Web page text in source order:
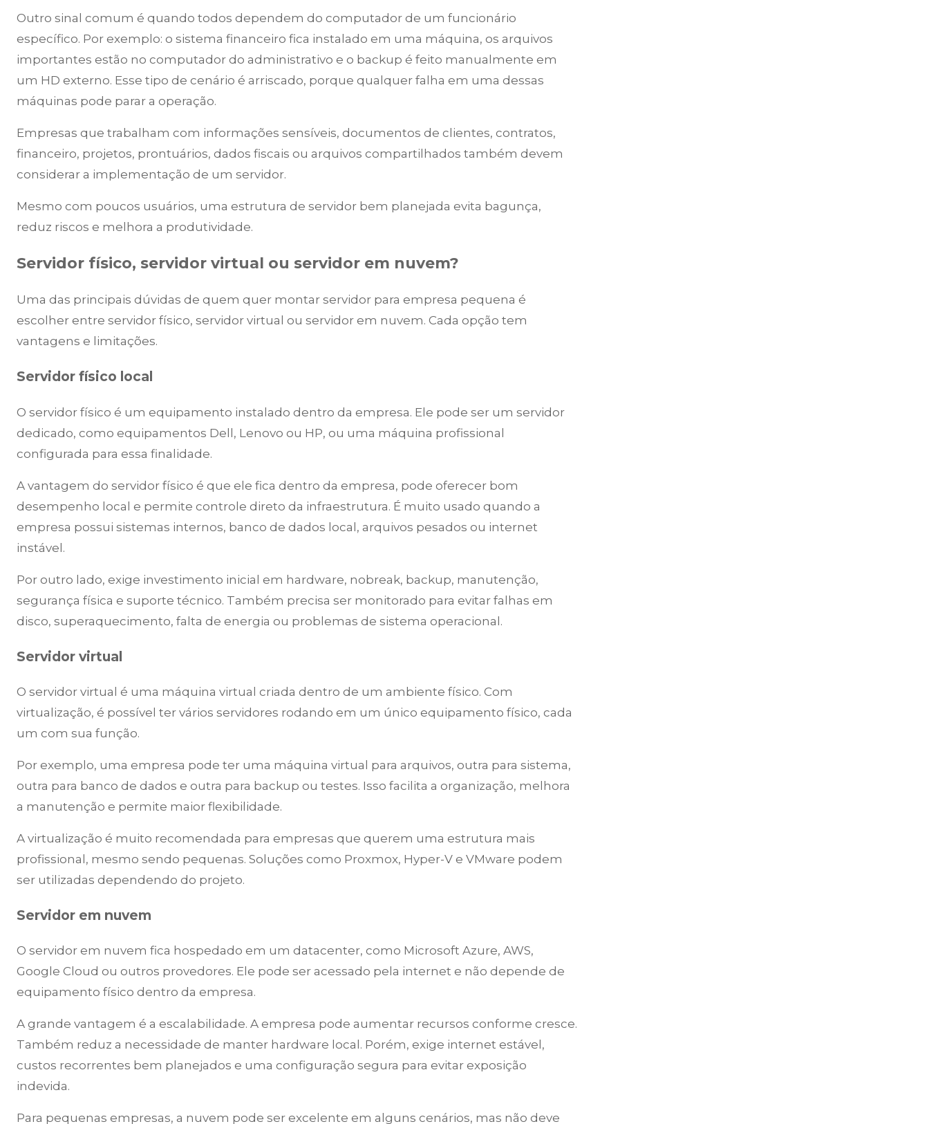
Outro sinal comum é quando todos dependem do computador de um funcionário
específico. Por exemplo: o sistema financeiro fica instalado em uma máquina, os arquivos
importantes estão no computador do administrativo e o backup é feito manualmente em
um HD externo. Esse tipo de cenário é arriscado, porque qualquer falha em uma dessas
máquinas pode parar a operação.
Empresas que trabalham com informações sensíveis, documentos de clientes, contratos,
financeiro, projetos, prontuários, dados fiscais ou arquivos compartilhados também devem
considerar a implementação de um servidor.
Mesmo com poucos usuários, uma estrutura de servidor bem planejada evita bagunça,
reduz riscos e melhora a produtividade.
Servidor físico, servidor virtual ou servidor em nuvem?
Uma das principais dúvidas de quem quer montar servidor para empresa pequena é
escolher entre servidor físico, servidor virtual ou servidor em nuvem. Cada opção tem
vantagens e limitações.
Servidor físico local
O servidor físico é um equipamento instalado dentro da empresa. Ele pode ser um servidor
dedicado, como equipamentos Dell, Lenovo ou HP, ou uma máquina profissional
configurada para essa finalidade.
A vantagem do servidor físico é que ele fica dentro da empresa, pode oferecer bom
desempenho local e permite controle direto da infraestrutura. É muito usado quando a
empresa possui sistemas internos, banco de dados local, arquivos pesados ou internet
instável.
Por outro lado, exige investimento inicial em hardware, nobreak, backup, manutenção,
segurança física e suporte técnico. Também precisa ser monitorado para evitar falhas em
disco, superaquecimento, falta de energia ou problemas de sistema operacional.
Servidor virtual
O servidor virtual é uma máquina virtual criada dentro de um ambiente físico. Com
virtualização, é possível ter vários servidores rodando em um único equipamento físico, cada
um com sua função.
Por exemplo, uma empresa pode ter uma máquina virtual para arquivos, outra para sistema,
outra para banco de dados e outra para backup ou testes. Isso facilita a organização, melhora
a manutenção e permite maior flexibilidade.
A virtualização é muito recomendada para empresas que querem uma estrutura mais
profissional, mesmo sendo pequenas. Soluções como Proxmox, Hyper-V e VMware podem
ser utilizadas dependendo do projeto.
Servidor em nuvem
O servidor em nuvem fica hospedado em um datacenter, como Microsoft Azure, AWS,
Google Cloud ou outros provedores. Ele pode ser acessado pela internet e não depende de
equipamento físico dentro da empresa.
A grande vantagem é a escalabilidade. A empresa pode aumentar recursos conforme cresce.
Também reduz a necessidade de manter hardware local. Porém, exige internet estável,
custos recorrentes bem planejados e uma configuração segura para evitar exposição
indevida.
Para pequenas empresas, a nuvem pode ser excelente em alguns cenários, mas não deve